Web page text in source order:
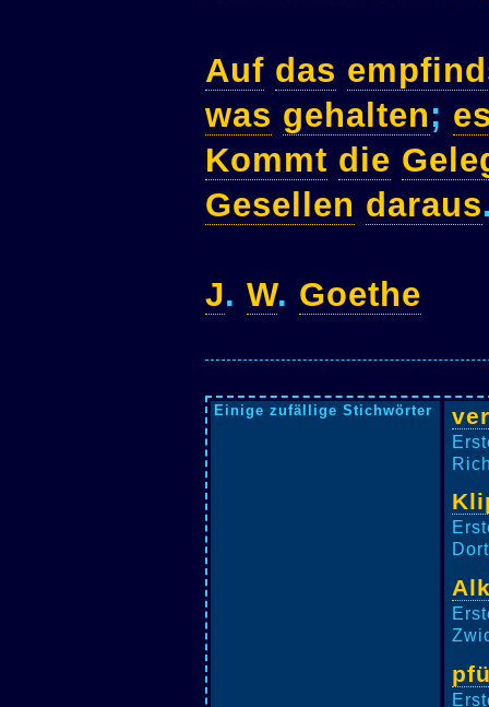
Auf das
was gehalten;
Kommt die
Gesellen daraus
J. W. Goethe
Einige zufällige Stichwörter